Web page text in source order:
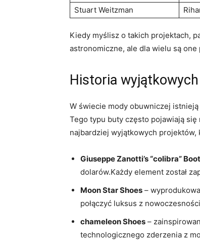
Stuart Weitzman
Kiedy myślisz o takich projektach,
astronomiczne, ale dla wielu są
Historia
W świecie mody obuwniczej
Tego typu buty często pojawiają
najbardziej wyjątkowych projektów,
Giuseppe Zanotti’s “colibra”
dolarów.Każdy element został
Moon Star Shoes –
połączyć luksus z
chameleon Shoes –
technologicznego zderzenia z